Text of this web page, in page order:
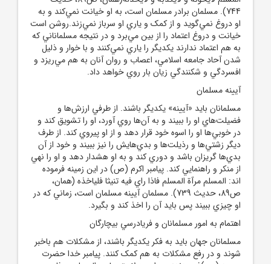
744). مسلمان برادر مسلمان است، به او خيانت نمي‌کند و به
او دروغ نمي‌گويد و از کمک و ياري او سرباز نمي‌زند.روشن است
خيانت و دروغ اعتماد را از بين مي‌برد و در نتيجه مسلماناني که
به هم اعتماد ندارند يکديگر را ياري نمي‌کنند و با خوار و ذليل
شدن آحاد جامعه اسلامي، اعصاب و روان آنان به هم مي‌ريزد و
افسردگي و شکنندگي زيان بار روي خواهد داد.
آيينه مسلمان
مسلمانان بايد «آيينه» يکديگر باشند. از طرفي ارزش‌ها و
فضيلت‌هاي او را ببيند و به آن‌ها روي آورد، او را تشويق کند و
در خوبي‌ها او را اسوه خود قرار دهد و از او پيروي کند. از طرف
ديگر زشتي‌ها و رذيلت‌ها و بدي‌هايش را نيز ببيند و خود از آن
بدي‌ها گريزان باشد و دوري کند و به او هشدار دهد و او را نهي
از منکر و راهنمايي کند. پيامبر اکرم (ص) در اين زمينه فرموده
اند: المسلم مرآة المسلم فاذا راي فيه تنيثا فلياخذه (همان،
ص89، حديث 739). مسلمان آيينه مسلمان است، زماني که در
او چيزي ببيند پس بايد آن را اخذ کند و بگيرد.
اهتمام به امور مسلمانان و فريادرسي بيچارگان
مسلمانان جهان بايد به فکر يکديگر باشند، از مشکلات هم باخبر
شوند و در رفع مشکلات به هم کمک کنند. پيامبر خدا حضرت